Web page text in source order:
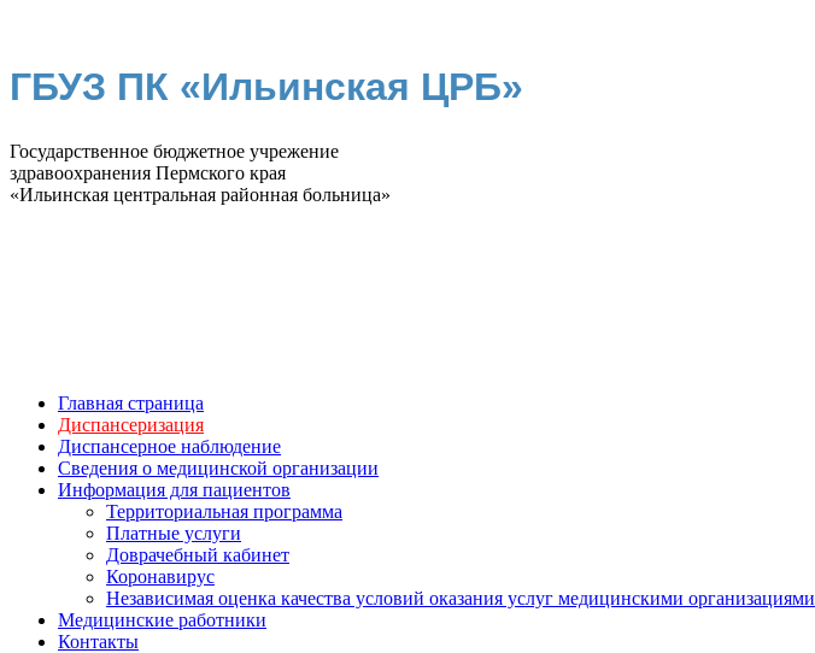
ГБУЗ ПК «Ильинская ЦРБ»
Государственное бюджетное учрежение
здравоохранения Пермского края
«Ильинская центральная районная больница»
Главная страница
Диспансеризация
Диспансерное наблюдение
Сведения о медицинской организации
Информация для пациентов
Территориальная программа
Платные услуги
Доврачебный кабинет
Коронавирус
Независимая оценка качества условий оказания услуг медицинскими организациями
Медицинские работники
Контакты